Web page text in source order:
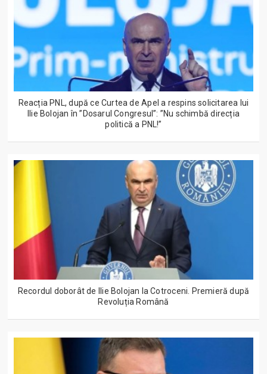
Reacția PNL, după ce Curtea de Apel a respins solicitarea lui
Ilie Bolojan în ”Dosarul Congresul”: ”Nu schimbă direcția
politică a PNL!”
Recordul doborât de Ilie Bolojan la Cotroceni. Premieră după
Revoluția Română